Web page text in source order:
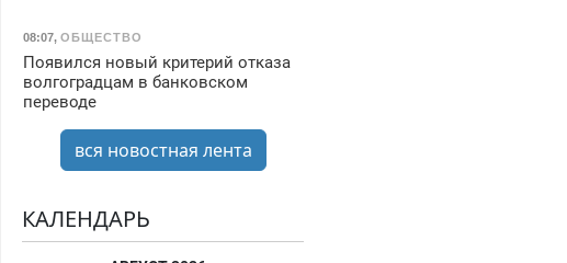
08:07, ОБЩЕСТВО
Появился новый критерий отказа
волгоградцам в банковском
переводе
вся новостная лента
КАЛЕНДАРЬ